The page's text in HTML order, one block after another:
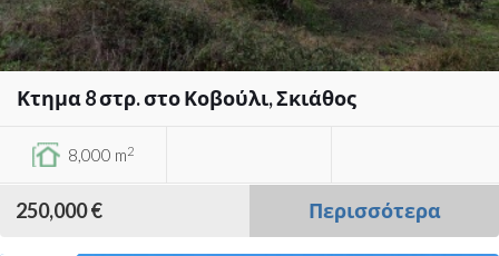
Κτημα 8 στρ. στο Κοβούλι, Σκιάθος
8,000 m2
250,000 € Περισσότερα